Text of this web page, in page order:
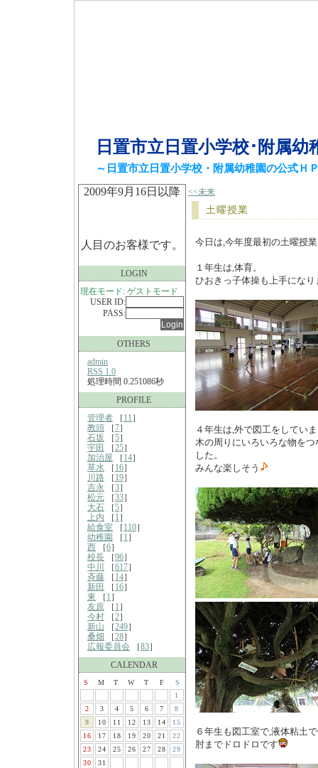
日置市立日置小学校･附属幼
～日置市立日置小学校・附属幼稚園の公式Ｈ
2009年9月16日以降
人目のお客様です。
LOGIN
現在モード: ゲストモード
USER ID:
PASS:
OTHERS
admin
RSS 1.0
処理時間 0.251086秒
PROFILE
管理者 ［ 11 ］
教頭 ［7］
石坂 ［5］
宇田
［25］
加治屋 ［ 14］
草水 ［ 16］
川路 ［ 19］
吉永 ［3］
松元 ［33］
大石 ［5］
上内 ［ 1 ］
給食室 ［ 110］
幼稚園
［ 1 ］
西 ［6］
校長 ［96］
中川
［617］
斉藤 ［ 14］
新田
［ 16］
東 ［ 1 ］
友原 ［ 1 ］
今村 ［2］
新山 ［249］
桑畑
［28］
広報委員会 ［83］
CALENDAR
S M T W T F
S
1
2
3 4 5 6 7
8
9
10 11 12 13 14
15
16
17 18 19 20 21
22
23
24 25 26 27 28
29
30
31
<<未来
土曜授業
今日は,今年度最初の土曜授
１年生は,体育。
ひおきっ子体操も上手になり
４年生は,外で図工をしてい
木の周りにいろいろな物を
した。
みんな楽しそう
６年生も図工室で,液体粘土
肘までドロドロです